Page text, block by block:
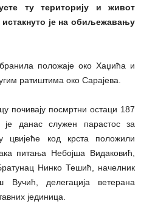
ту територију и живот
истакнуто је на обиљежавању
положаје око Хаџића и
ратиштима око Сарајева.
почивају посмртни остаци 187
данас служен парастос за
код крста положили
питања Небојша Видаковић,
Нинко Тешић, начелник
делегација ветерана
јединица.